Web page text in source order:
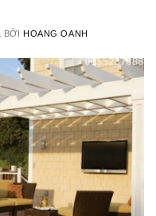
BỞIHOANG OANH